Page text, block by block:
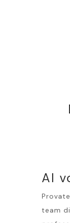
Al
team